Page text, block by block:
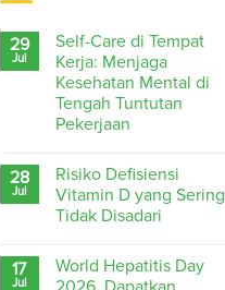
29
Jul
Self-Care di Tempat
Kerja: Menjaga
Kesehatan Mental di
Tengah Tuntutan
Pekerjaan
28
Jul
Risiko Defisiensi
Vitamin D yang Sering
Tidak Disadari
17
Jul
World Hepatitis Day